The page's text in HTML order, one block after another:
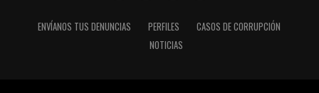
ENVÍANOS TUS DENUNCIAS PERFILES
CASOS DE CORRUPCIÓN
NOTICIAS